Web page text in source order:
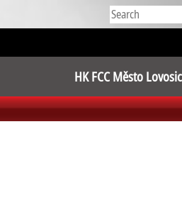
HK FCC Město